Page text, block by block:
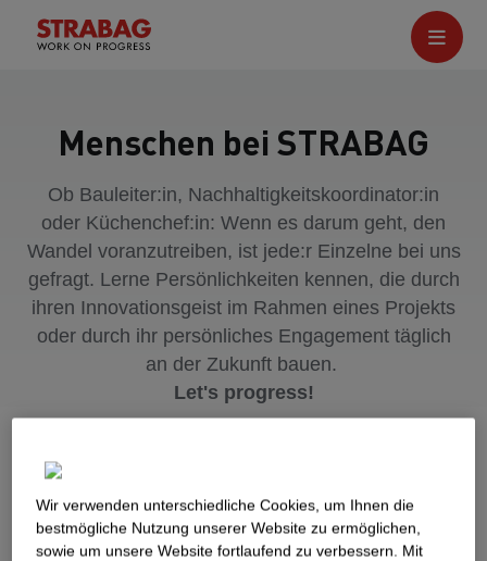
Menschen bei STRABAG
Ob Bauleiter:in, Nachhaltigkeitskoordinator:in
oder Küchenchef:in: Wenn es darum geht, den
Wandel voranzutreiben, ist jede:r Einzelne bei uns
gefragt. Lerne Persönlichkeiten kennen, die durch
ihren Innovationsgeist im Rahmen eines Projekts
oder durch ihr persönliches Engagement täglich
an der Zukunft bauen.
Let's progress!
Wir verwenden unterschiedliche Cookies, um Ihnen die
best­mögliche Nutzung unserer Website zu ermöglichen,
sowie um unsere Website fortlaufend zu verbessern. Mit